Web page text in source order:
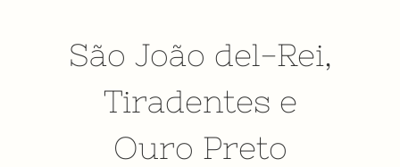
São João del-Rei,
Tiradentes e
Ouro Preto